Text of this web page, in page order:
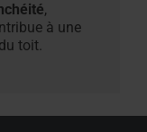
,
à une
toit.